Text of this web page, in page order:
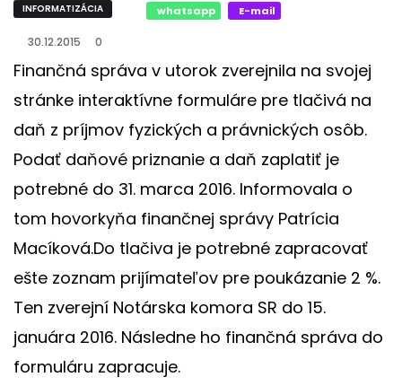
INFORMATIZÁCIA whatsapp E-mail
30.12.2015 0
Finančná správa v utorok zverejnila na svojej
stránke interaktívne formuláre pre tlačivá na
daň z príjmov fyzických a právnických osôb.
Podať daňové priznanie a daň zaplatiť je
potrebné do 31. marca 2016. Informovala o
tom hovorkyňa finančnej správy Patrícia
Macíková.Do tlačiva je potrebné zapracovať
ešte zoznam prijímateľov pre poukázanie 2 %.
Ten zverejní Notárska komora SR do 15.
januára 2016. Následne ho finančná správa do
formuláru zapracuje.